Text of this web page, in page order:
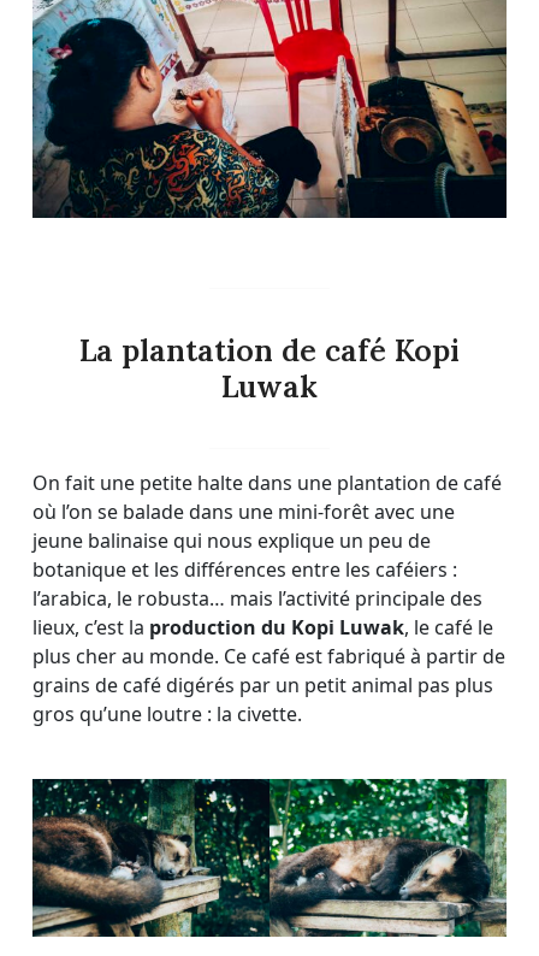
La plantation de café Kopi
Luwak
On fait une petite halte dans une plantation de café
où l’on se balade dans une mini-forêt avec une
jeune balinaise qui nous explique un peu de
botanique et les différences entre les caféiers :
l’arabica, le robusta… mais l’activité principale des
lieux, c’est la production du Kopi Luwak, le café le
plus cher au monde. Ce café est fabriqué à partir de
grains de café digérés par un petit animal pas plus
gros qu’une loutre : la civette.